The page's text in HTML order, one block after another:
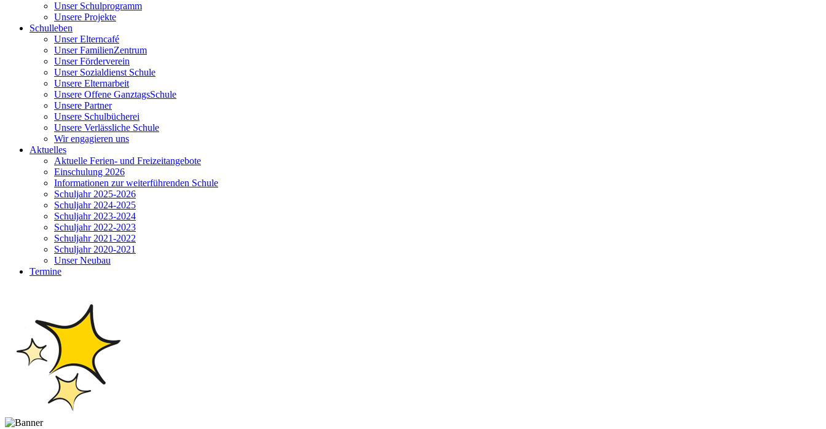
Unser Schulprogramm
Unsere Projekte
Schulleben
Unser Elterncafé
Unser FamilienZentrum
Unser Förderverein
Unser Sozialdienst Schule
Unsere Elternarbeit
Unsere Offene GanztagsSchule
Unsere Partner
Unsere Schulbücherei
Unsere Verlässliche Schule
Wir engagieren uns
Aktuelles
Aktuelle Ferien- und Freizeitangebote
Einschulung 2026
Informationen zur weiterführenden Schule
Schuljahr 2025-2026
Schuljahr 2024-2025
Schuljahr 2023-2024
Schuljahr 2022-2023
Schuljahr 2021-2022
Schuljahr 2020-2021
Unser Neubau
Termine